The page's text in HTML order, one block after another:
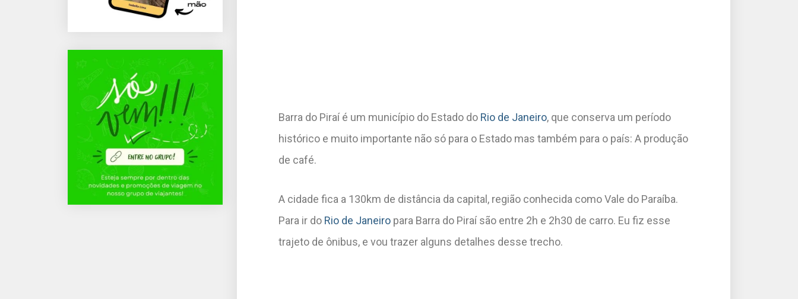
Barra do Piraí é um município do Estado do Rio de Janeiro, que conserva um período
histórico e muito importante não só para o Estado mas também para o país: A produção
de café.
A cidade fica a 130km de distância da capital, região conhecida como Vale do Paraíba.
Para ir do Rio de Janeiro para Barra do Piraí são entre 2h e 2h30 de carro. Eu fiz esse
trajeto de ônibus, e vou trazer alguns detalhes desse trecho.